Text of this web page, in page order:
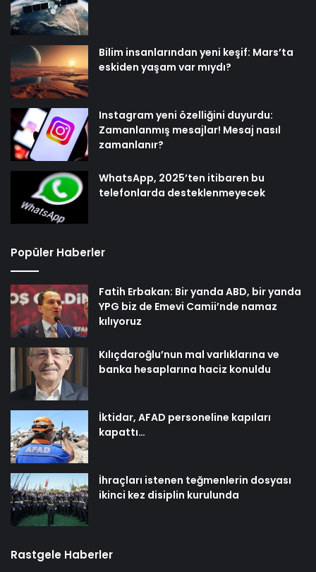
Bilim insanlarından yeni keşif: Mars’ta
eskiden yaşam var mıydı?
Instagram yeni özelliğini duyurdu:
Zamanlanmış mesajlar! Mesaj nasıl
zamanlanır?
WhatsApp, 2025’ten itibaren bu
telefonlarda desteklenmeyecek
Popüler Haberler
Fatih Erbakan: Bir yanda ABD, bir yanda
YPG biz de Emevi Camii’nde namaz
kılıyoruz
Kılıçdaroğlu’nun mal varlıklarına ve
banka hesaplarına haciz konuldu
İktidar, AFAD personeline kapıları
kapattı…
İhraçları istenen teğmenlerin dosyası
ikinci kez disiplin kurulunda
Rastgele Haberler